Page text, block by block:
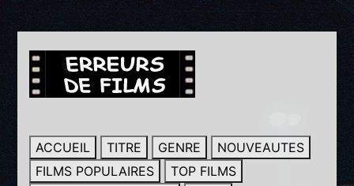
ACCUEIL TITRE GENRE
NOUVEAUTES
FILMS POPULAIRES
TOP FILMS